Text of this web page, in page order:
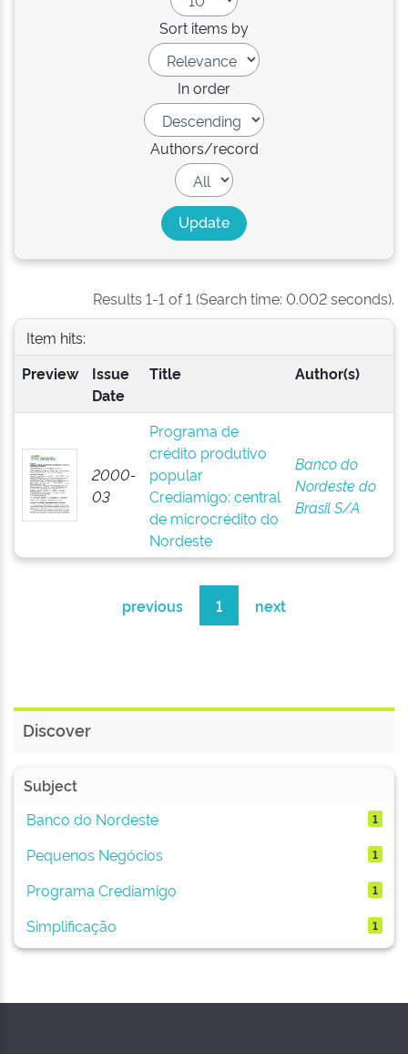
Sort items by
In order
Authors/record
Results 1-1 of 1 (Search time: 0.002 seconds).
Item hits:
Preview
Issue
Date
Title Author(s)
2000-
03
Programa de
crédito produtivo
popular
Crediamigo: central
de microcrédito do
Nordeste
Banco do
Nordeste do
Brasil S/A
previous 1 next
Discover
Subject
Banco do Nordeste
1
Pequenos Negócios 1
Programa Crediamigo 1
Simplificação 1